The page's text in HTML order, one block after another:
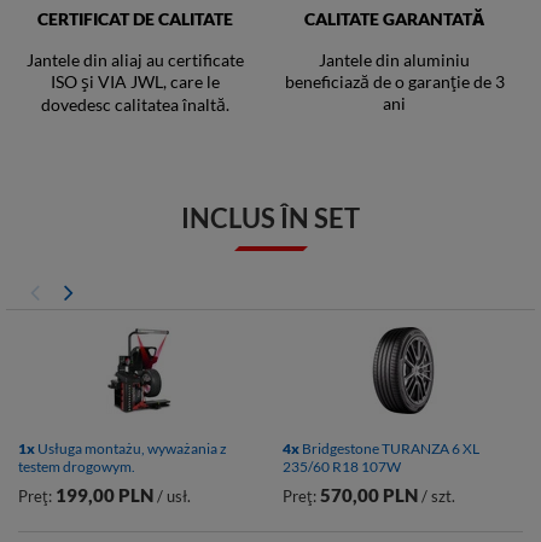
CERTIFICAT DE CALITATE
Jantele din aliaj au certificate
ISO și VIA JWL, care le
dovedesc calitatea înaltă.
CALITATE GARANTATĂ
Jantele din aluminiu
beneficiază de o garanție de 3
ani
INCLUS ÎN SET
1x Usługa montażu, wyważania z
testem drogowym.
Preţ: 199,00 PLN/ usł.
4x Bridgestone TURANZA 6 XL
235/60 R18 107W
Preţ:570,00 PLN/ szt.